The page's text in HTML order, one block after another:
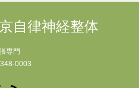
自律神経整体
専門
0003